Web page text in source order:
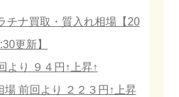
チナ買取・質入れ相場【20
更新】
より ９４円↑上昇↑
場 前回より ２２３円↑上昇